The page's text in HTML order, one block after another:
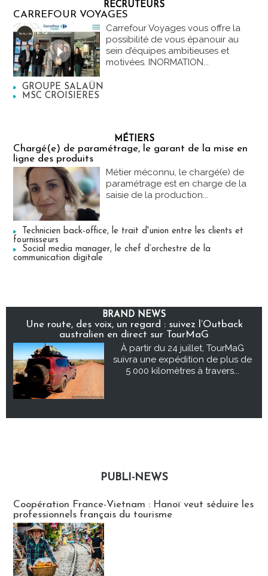
RECRUTEURS
CARREFOUR VOYAGES
Carrefour Voyages vous offre la
possibilité de vous épanouir au
sein d’équipes ambitieuses et
motivées. INORMATION...
GROUPE SALAÜN
MSC CROISIERES
MÉTIERS
Chargé(e) de paramétrage, le garant de la mise en
ligne des produits
Métier méconnu, le chargé(e) de
paramétrage est en charge de la
saisie de la production...
Technicien back-office, le trait d'union entre les clients et
fournisseurs
Social media manager, le chef d’orchestre de la
communication digitale
BRAND NEWS
Une route, des voix, un regard : suivez l’Outback
australien en direct sur TourMaG
À partir du 24 juillet, TourMaG
suivra une expédition de plus de
5 000 kilomètres à travers...
PUBLI-NEWS
Coopération France-Vietnam : Hanoï veut séduire les
professionnels français du tourisme